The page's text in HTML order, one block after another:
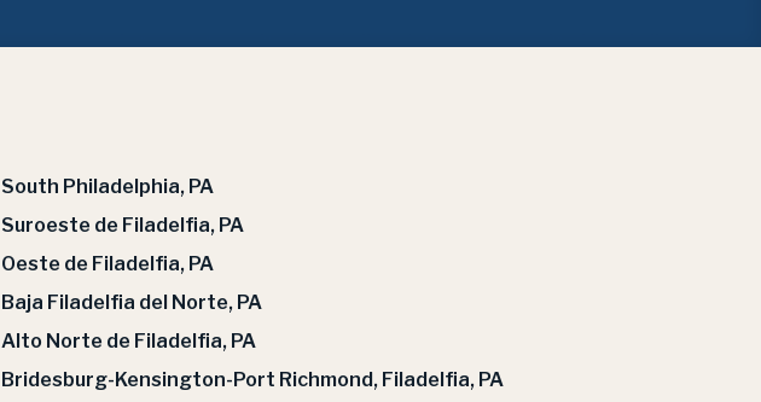
South Philadelphia, PA
Suroeste de Filadelfia, PA
Oeste de Filadelfia, PA
Baja Filadelfia del Norte, PA
Alto Norte de Filadelfia, PA
Bridesburg-Kensington-Port Richmond, Filadelfia, PA